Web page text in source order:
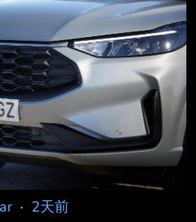
4RmmWA0.jpeg
柱Kuga車系，現行第三代
在市場打滾好一段時日，
已悄悄在台停售，市場地
接替。不過別以為 此車即
，現役第三代版本預計還將
年底，並委由 品牌西
· 2天前